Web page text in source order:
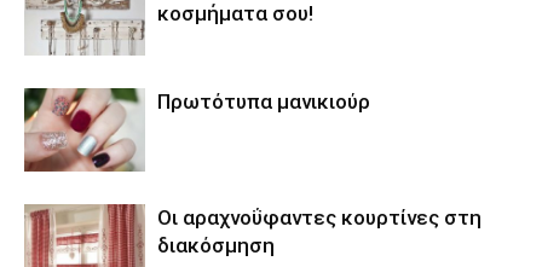
κοσμήματα σου!
Πρωτότυπα μανικιούρ
Οι αραχνοΰφαντες κουρτίνες στη
διακόσμηση